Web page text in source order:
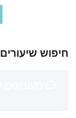
חיפוש שיעורים